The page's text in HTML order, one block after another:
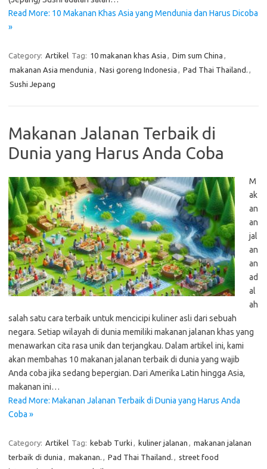
Read More: 10 Makanan Khas Asia yang Mendunia dan Harus Dicoba
»
Category: Artikel Tag: 10 makanan khas Asia , Dim sum China ,
makanan Asia mendunia , Nasi goreng Indonesia , Pad Thai Thailand. ,
Sushi Jepang
Makanan Jalanan Terbaik di
Dunia yang Harus Anda Coba
M
ak
an
an
jal
an
an
ad
al
ah
salah satu cara terbaik untuk mencicipi kuliner asli dari sebuah
negara. Setiap wilayah di dunia memiliki makanan jalanan khas yang
menawarkan cita rasa unik dan terjangkau. Dalam artikel ini, kami
akan membahas 10 makanan jalanan terbaik di dunia yang wajib
Anda coba jika sedang bepergian. Dari Amerika Latin hingga Asia,
makanan ini…
Read More: Makanan Jalanan Terbaik di Dunia yang Harus Anda
Coba »
Category: Artikel Tag: kebab Turki , kuliner jalanan , makanan jalanan
terbaik di dunia , makanan. , Pad Thai Thailand. , street food